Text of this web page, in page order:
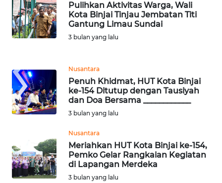
Pulihkan Aktivitas Warga, Wali
Kota Binjai Tinjau Jembatan Titi
Gantung Limau Sundai
3 bulan yang lalu
Nusantara
Penuh Khidmat, HUT Kota Binjai
ke-154 Ditutup dengan Tausiyah
dan Doa Bersama ____________
3 bulan yang lalu
Nusantara
Meriahkan HUT Kota Binjai ke-154,
Pemko Gelar Rangkaian Kegiatan
di Lapangan Merdeka
3 bulan yang lalu
WN
PADANG
LAWAS
SUMEDANG
WN
CIANJUR
KEPULAUAN
SERIBU
WN